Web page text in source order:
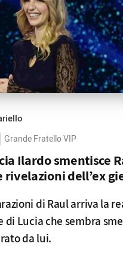
Grande Fratello VIP
Ilardo smentisce
rivelazioni dell’ex
di Raul arriva la
di Lucia che sembra
da lui.